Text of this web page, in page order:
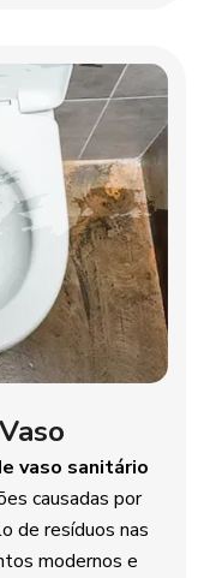
vaso sanitário
causadas por
de resíduos nas
modernos e